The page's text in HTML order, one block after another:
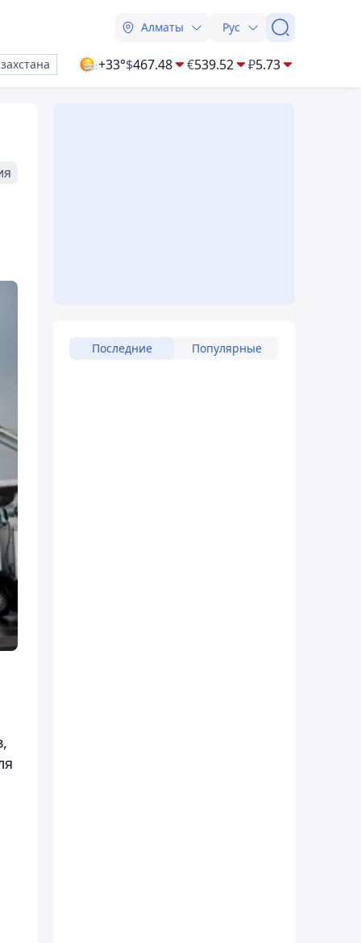
Алматы Рус
+33°$467.48 €539.52 ₽5.73
Последние Популярные